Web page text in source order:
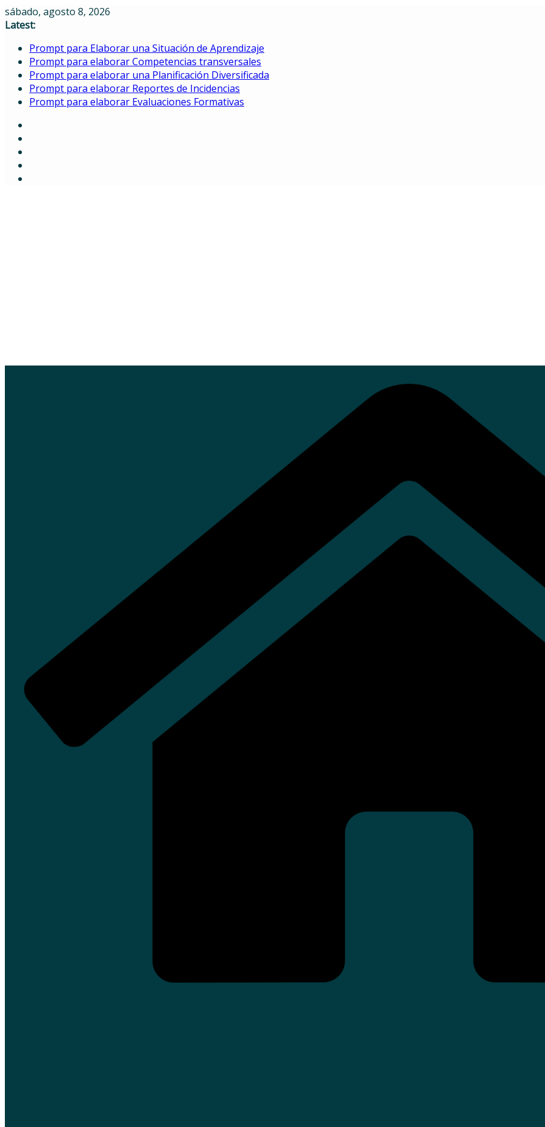
Skip
to
sábado, agosto 8, 2026
Latest:
Prompt para Elaborar una Situación de Aprendizaje
Prompt para elaborar Competencias transversales
Prompt para elaborar una Planificación Diversificada
Prompt para elaborar Reportes de Incidencias
Prompt para elaborar Evaluaciones Formativas